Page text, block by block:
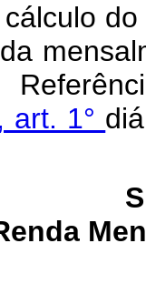
cálculo
art. 1°